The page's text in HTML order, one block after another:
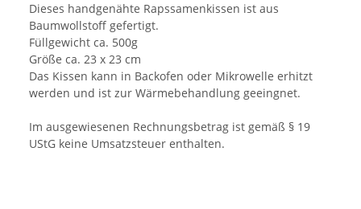
Dieses handgenähte Rapssamenkissen ist aus
Baumwollstoff gefertigt.
Füllgewicht ca. 500g
Größe ca. 23 x 23 cm
Das Kissen kann in Backofen oder Mikrowelle erhitzt
werden und ist zur Wärmebehandlung geeingnet.
Im ausgewiesenen Rechnungsbetrag ist gemäß § 19
UStG keine Umsatzsteuer enthalten.